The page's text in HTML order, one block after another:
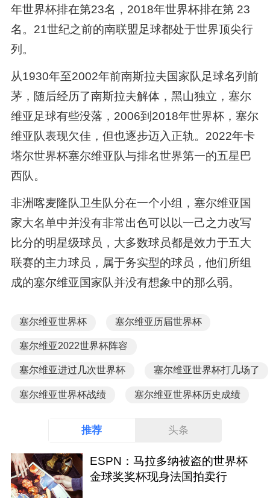
年世界杯排在第23名，2018年世界杯排在第 23
名。21世纪之前的南联盟足球都处于世界顶尖行
列。
从1930年至2002年前南斯拉夫国家队足球名列前
茅，随后经历了南斯拉夫解体，黑山独立，塞尔
维亚足球有些没落，2006到2018年世界杯，塞尔
维亚队表现欠佳，但也逐步迈入正轨。2022年卡
塔尔世界杯塞尔维亚队与排名世界第一的五星巴
西队。
非洲喀麦隆队卫生队分在一个小组，塞尔维亚国
家大名单中并没有非常出色可以以一己之力改写
比分的明星级球员，大多数球员都是效力于五大
联赛的主力球员，属于务实型的球员，他们所组
成的塞尔维亚国家队并没有想象中的那么弱。
塞尔维亚世界杯 塞尔维亚历届世界杯
塞尔维亚2022世界杯阵容
塞尔维亚进过几次世界杯 塞尔维亚世界杯打几场了
塞尔维亚世界杯战绩 塞尔维亚世界杯历史成绩
推荐 头条
ESPN：马拉多纳被盗的世界杯
金球奖奖杯现身法国拍卖行